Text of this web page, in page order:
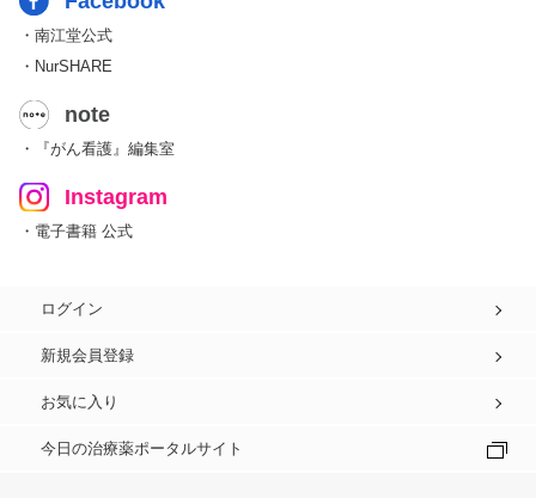
・南江堂公式
・NurSHARE
note
・『がん看護』編集室
Instagram
・電子書籍 公式
ログイン
新規会員登録
お気に入り
今日の治療薬ポータルサイト